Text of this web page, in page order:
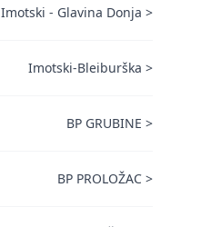
Imotski - Glavina Donja >
Imotski-Bleiburška >
BP GRUBINE >
BP PROLOŽAC >